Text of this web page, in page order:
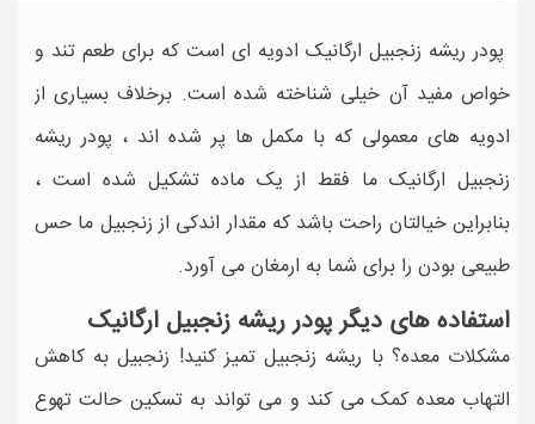
پودر ریشه زنجبیل ارگانیک ادویه ای است که برای طعم تند و
خواص مفید آن خیلی شناخته شده است. برخلاف بسیاری از
ادویه های معمولی که با مکمل ها پر شده اند ، پودر ریشه
زنجبیل ارگانیک ما فقط از یک ماده تشکیل شده است ،
بنابراین خیالتان راحت باشد که مقدار اندکی از زنجبیل ما حس
طبیعی بودن را برای شما به ارمغان می آورد.
استفاده های دیگر پودر ریشه زنجبیل ارگانیک
مشکلات معده؟ با ریشه زنجبیل تمیز کنید! زنجبیل به کاهش
التهاب معده کمک می کند و می تواند به تسکین حالت تهوع